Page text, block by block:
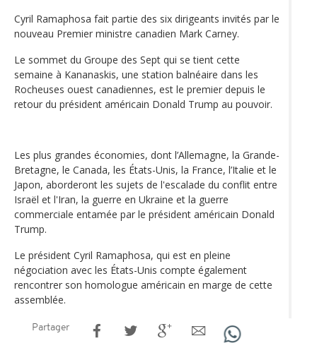
Cyril Ramaphosa fait partie des six dirigeants invités par le
nouveau Premier ministre canadien Mark Carney.
Le sommet du Groupe des Sept qui se tient cette
semaine à Kananaskis, une station balnéaire dans les
Rocheuses ouest canadiennes, est le premier depuis le
retour du président américain Donald Trump au pouvoir.
Les plus grandes économies, dont l’Allemagne, la Grande-
Bretagne, le Canada, les États-Unis, la France, l’Italie et le
Japon, aborderont les sujets de l'escalade du conflit entre
Israël et l'Iran, la guerre en Ukraine et la guerre
commerciale entamée par le président américain Donald
Trump.
Le président Cyril Ramaphosa, qui est en pleine
négociation avec les États-Unis compte également
rencontrer son homologue américain en marge de cette
assemblée.
Partager